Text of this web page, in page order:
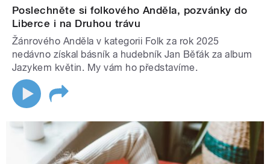
Poslechněte si folkového Anděla, pozvánky do
Liberce i na Druhou trávu
Žánrového Anděla v kategorii Folk za rok 2025
nedávno získal básník a hudebník Jan Běťák za album
Jazykem květin. My vám ho představíme.